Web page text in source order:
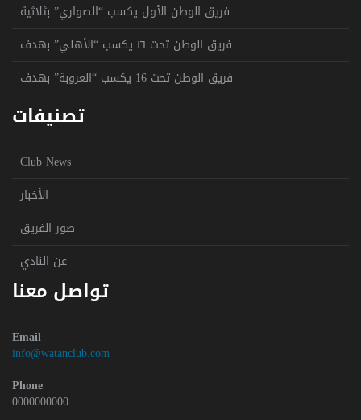
فريق الوطن الأول يكسب “الصواري” بثلاثية
فريق الوطن تحت ١٦ يكسب “الأهلي” بهدف
فريق الوطن تحت 16 يكسب “العروبة” بهدف
تصنيفات
Club News
الأخبار
صور الفريق
عن النادي
تواصل معنا
Email
info@watanclub.com
Phone
0000000000